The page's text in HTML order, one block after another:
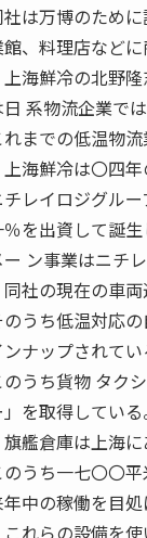
社は万博のため
館、料理店などに
上海鮮冷の北野隆
日 系物流企業で
れまでの低温物
上海鮮冷は〇四年
チレイロジグル
を出資して誕生
ー ン事業はニチ
同社の現在の車両
のうち低温対応
ナップされてい
のうち貨物 タク
を取得している
旗艦倉庫は上海に
のうち一七〇〇
中の稼働を目
これらの設備を使